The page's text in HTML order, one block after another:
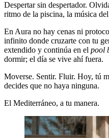
Despertar sin despertador.
ritmo de la piscina, la música
En Aura no hay cenas ni
infinito donde cruzarte con tu
extendido y continúa en el pool
dormir; el día se vive ahí fuera.
Moverse. Sentir. Fluir. Hoy, tú
decides que no haya ninguna.
El Mediterráneo, a tu manera.